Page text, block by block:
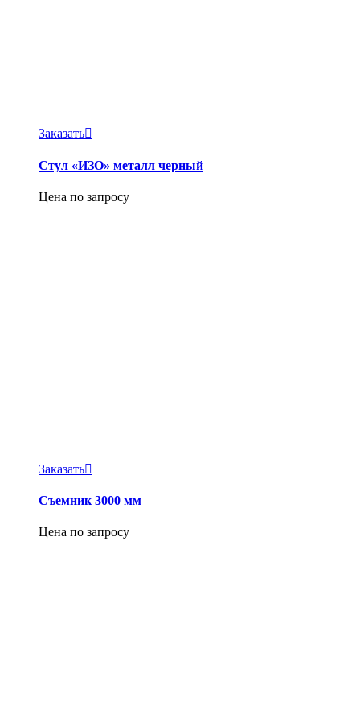
Заказать
Стул «ИЗО» металл черный
Цена по запросу
Заказать
Съемник 3000 мм
Цена по запросу